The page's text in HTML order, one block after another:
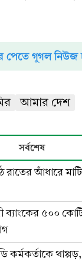
পেতে গুগল নিউজ
আমার দেশ
সর্বশেষ
রাতের আঁধারে
ব্যাংকের ৫০০
কর্মকর্তাকে